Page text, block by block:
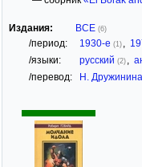
Издания: ВСЕ (6)
/период: 1930-е (1)
/языки: русский (2)
/перевод: Н. Дружинина